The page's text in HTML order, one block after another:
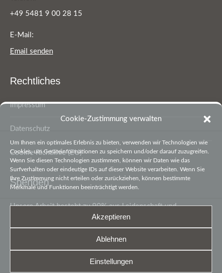
Cookie-Zustimmung verwalten
Um Ihnen ein optimales Erlebnis zu bieten, verwenden wir Technologien wie
Cookies, um Geräteinformationen zu speichern und/oder darauf zuzugreifen.
Wenn Sie diesen Technologien zustimmen, können wir Daten wie das
Surfverhalten oder eindeutige IDs auf dieser Website verarbeiten. Wenn Sie
Ihre Zustimmung nicht erteilen oder zurückziehen, können bestimmte
Merkmale und Funktionen beeinträchtigt werden.
Akzeptieren
Ablehnen
Einstellungen
+49 5481 9 00 28 15
E-Mail:
Email senden
Rechtliches
Impressum
Datenschutz
Cookie Richtlinie (EU)
Spenden
Unsere Arbeit besteht zu 90% aus Leidenschaft und
Begeisterung. Die letzten 10% sind finanzielle Mittel, damit
Sie möchten den Heimatverein Lengerich e.V. unterstützen?
Kontoverbindungen und Details hier ↗